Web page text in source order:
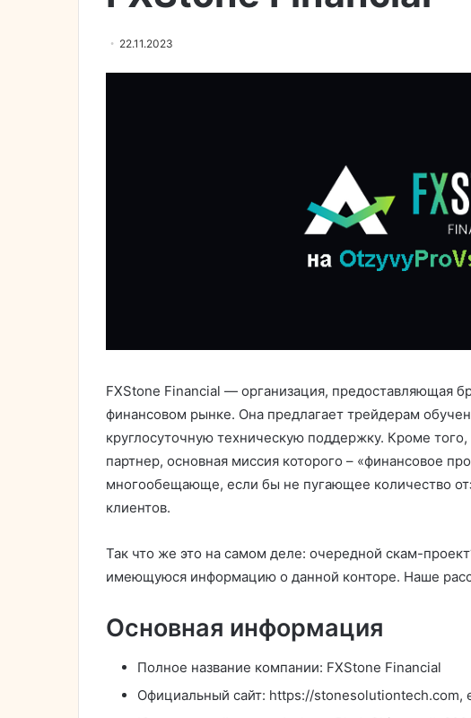
22.11.2023
FXStone Financial — организация, предоставляющая
финансовом рынке. Она предлагает трейдерам
круглосуточную техническую поддержку. Кроме
партнер, основная миссия которого – «финансовое
многообещающе, если бы не пугающее количество
клиентов.
Так что же это на самом деле: очередной скам-
имеющуюся информацию о данной конторе. Наше
Основная информация
Полное название компании: FXStone Financial
Официальный сайт: https://stonesolutiontech.com,